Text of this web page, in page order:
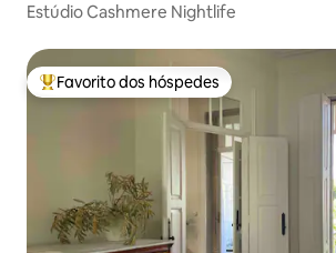
Estúdio Cashmere Nightlife
Favoritos dos hóspedes mais apreciados
Favorito dos hóspedes